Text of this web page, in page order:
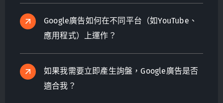
Google廣告如何在不同平台（如YouTube、
應用程式）上運作？
如果我需要立即產生詢盤，Google廣告是否
適合我？